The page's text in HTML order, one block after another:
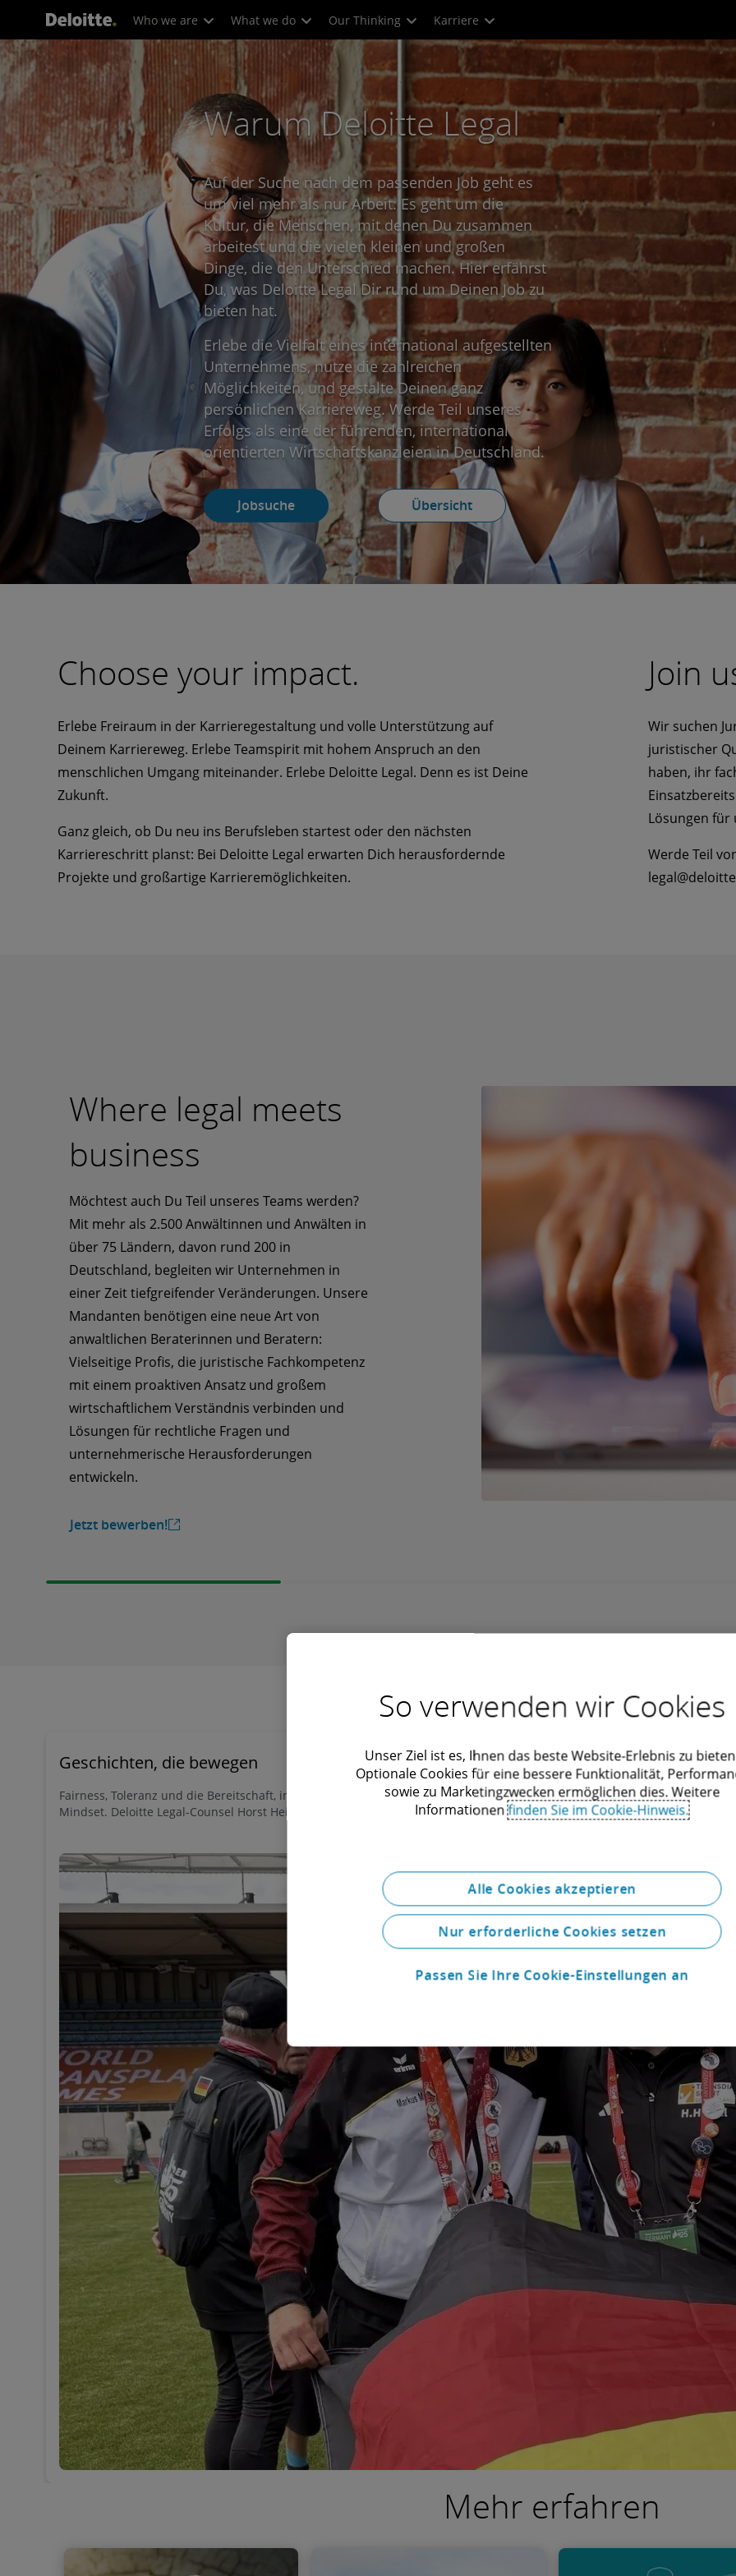
Who we are What we do Our Thinking Karriere
Warum Deloitte Legal
Auf der Suche nach dem passenden Job geht es
um viel mehr als nur Arbeit: Es geht um die
Kultur, die Menschen, mit denen Du zusammen
arbeitest und die vielen kleinen und großen
Dinge, die den Unterschied machen. Hier erfährst
Du, was Deloitte Legal Dir rund um Deinen Job zu
bieten hat.
Erlebe die Vielfalt eines international aufgestellten
Unternehmens, nutze die zahlreichen
Möglichkeiten, und gestalte Deinen ganz
persönlichen Karriereweg. Werde Teil unseres
Erfolgs als eine der führenden, international
orientierten Wirtschaftskanzleien in Deutschland.
Jobsuche Übersicht
Choose your impact.
Erlebe Freiraum in der Karrieregestaltung und volle Unterstützung auf
Deinem Karriereweg. Erlebe Teamspirit mit hohem Anspruch an den
menschlichen Umgang miteinander. Erlebe Deloitte Legal. Denn es ist Deine
Zukunft.
Ganz gleich, ob Du neu ins Berufsleben startest oder den nächsten
Karriereschritt planst: Bei Deloitte Legal erwarten Dich herausfordernde
Projekte und großartige Karrieremöglichkeiten.
Join
Wir suchen
juristischer
haben, ihr
Lösungen für
Werde Teil
Where legal meets
business
Möchtest auch Du Teil unseres Teams werden?
Mit mehr als 2.500 Anwältinnen und Anwälten in
über 75 Ländern, davon rund 200 in
Deutschland, begleiten wir Unternehmen in
einer Zeit tiefgreifender Veränderungen. Unsere
Mandanten benötigen eine neue Art von
anwaltlichen Beraterinnen und Beratern:
Vielseitige Profis, die juristische Fachkompetenz
mit einem proaktiven Ansatz und großem
wirtschaftlichem Verständnis verbinden und
Lösungen für rechtliche Fragen und
unternehmerische Herausforderungen
entwickeln.
Jetzt bewerben!
Geschichten, die bewegen
Fairness, Toleranz und die Bereitschaft, immer das Beste zu geben – Deloitte, das Team Deutschland und das Team
Mindset. Deloitte Legal-Counsel Horst Heinzl teilt seine Geschichte.
Mehr erfahren
So verwenden wir Cookies
Unser Ziel ist es, Ihnen das beste Website-Erlebnis zu
Optionale Cookies für eine bessere Funktionalität,
sowie zu Marketingzwecken ermöglichen dies. Weitere
Informationenfinden Sie im Cookie-Hinweis.
Alle Cookies akzeptieren
Nur erforderliche Cookies setzen
Passen Sie Ihre Cookie-Einstellungen an